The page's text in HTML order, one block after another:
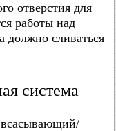
отверстия для
работы над
должно сливаться
система